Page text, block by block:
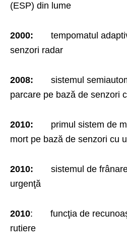
(ESP) din lume
2000: tempomatul
senzori radar
2008: sistemul
parcare pe bază de senzori
2010: primul sistem de
mort pe bază de senzori cu
2010: sistemul de frânare
urgenţă
2010: funcţia de
rutiere